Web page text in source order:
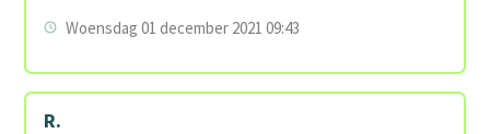
Woensdag 01 december 2021 09:43
R.